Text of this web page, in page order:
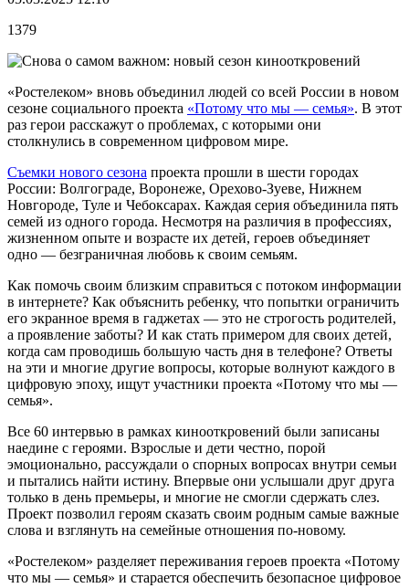
1379
«Ростелеком» вновь объединил людей со всей России в новом
сезоне социального проекта «Потому что мы — семья». В этот
раз герои расскажут о проблемах, с которыми они
столкнулись в современном цифровом мире.
Съемки нового сезона проекта прошли в шести городах
России: Волгограде, Воронеже, Орехово-Зуеве, Нижнем
Новгороде, Туле и Чебоксарах. Каждая серия объединила пять
семей из одного города. Несмотря на различия в профессиях,
жизненном опыте и возрасте их детей, героев объединяет
одно — безграничная любовь к своим семьям.
Как помочь своим близким справиться с потоком информации
в интернете? Как объяснить ребенку, что попытки ограничить
его экранное время в гаджетах — это не строгость родителей,
а проявление заботы? И как стать примером для своих детей,
когда сам проводишь большую часть дня в телефоне? Ответы
на эти и многие другие вопросы, которые волнуют каждого в
цифровую эпоху, ищут участники проекта «Потому что мы —
семья».
Все 60 интервью в рамках кинооткровений были записаны
наедине с героями. Взрослые и дети честно, порой
эмоционально, рассуждали о спорных вопросах внутри семьи
и пытались найти истину. Впервые они услышали друг друга
только в день премьеры, и многие не смогли сдержать слез.
Проект позволил героям сказать своим родным самые важные
слова и взглянуть на семейные отношения по-новому.
«Ростелеком» разделяет переживания героев проекта «Потому
что мы — семья» и старается обеспечить безопасное цифровое